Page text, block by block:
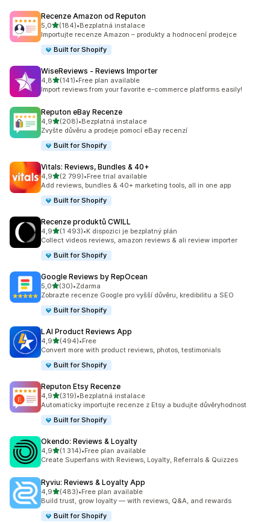
Recenze Amazon od Reputon
5,0z 5 hvězd
(184)
Celkový počet recenzí: 184
•Bezplatná instalace
Importujte recenze Amazon – produkty a hodnocení prodejce
Built for Shopify
WiseReviews ‑ Reviews Importer
4,8z 5 hvězd
(141)
Celkový počet recenzí: 141
•Free plan available
Import reviews from your favorite e-commerce platforms easily!
Reputon eBay Recenze
4,9z 5 hvězd
(208)
Celkový počet recenzí: 208
•Bezplatná instalace
Zvyšte důvěru a prodeje pomocí eBay recenzí
Built for Shopify
Vitals: Reviews, Bundles & 40+
4,9z 5 hvězd
(2 799)
Celkový počet recenzí: 2799
•Free trial available
Add reviews, bundles & 40+ marketing tools, all in one app
Built for Shopify
Recenze produktů CWILL
4,9z 5 hvězd
(1 493)
Celkový počet recenzí: 1493
•K dispozici je bezplatný plán
Collect videos reviews, amazon reviews & ali review importer
Built for Shopify
Google Reviews by RepOcean
5,0z 5 hvězd
(30)
Celkový počet recenzí: 30
•Zdarma
Zobrazte recenze Google pro vyšší důvěru, kredibilitu a SEO
Built for Shopify
LAI Product Reviews App
4,9z 5 hvězd
(494)
Celkový počet recenzí: 494
•Free
Convert more with product reviews, photos, testimonials
Built for Shopify
Reputon Etsy Recenze
4,9z 5 hvězd
(319)
Celkový počet recenzí: 319
•Bezplatná instalace
Automaticky importujte recenze z Etsy a budujte důvěryhodnost
Built for Shopify
Okendo: Reviews & Loyalty
4,9z 5 hvězd
(1 314)
Celkový počet recenzí: 1314
•Free plan available
Create Superfans with Reviews, Loyalty, Referrals & Quizzes
Ryviu: Reviews & Loyalty App
4,9z 5 hvězd
(483)
Celkový počet recenzí: 483
•Free plan available
Build trust, grow loyalty — with reviews, Q&A, and rewards
Built for Shopify